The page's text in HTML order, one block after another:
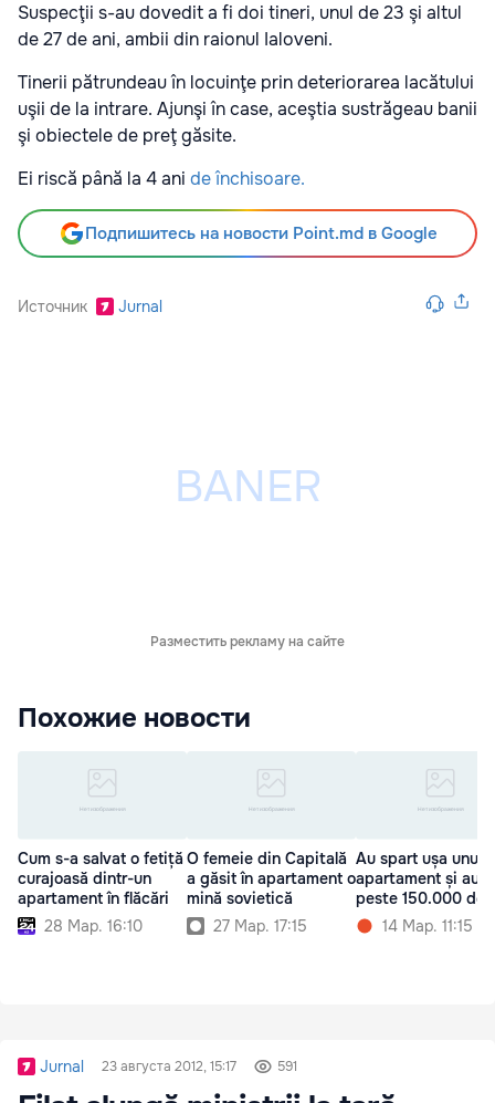
Suspecţii s-au dovedit a fi doi tineri, unul de 23 şi altul
de 27 de ani, ambii din raionul Ialoveni.
Tinerii pătrundeau în locuinţe prin deteriorarea lacătului
uşii de la intrare. Ajunşi în case, aceştia sustrăgeau banii
şi obiectele de preţ găsite.
Ei riscă până la 4 ani de închisoare.
Подпишитесь на новости Point.md в Google
Источник Jurnal
Разместить рекламу на сайте
Похожие новости
Cum s-a salvat o fetiță
curajoasă dintr-un
apartament în flăcări
28 Мар. 16:10
O femeie din Capitală
a găsit în apartament o
mină sovietică
27 Мар. 17:15
Au spart ușa unui
apartament și au
peste 150.000 de
14 Мар. 11:15
Jurnal 23 августа 2012, 15:17 591